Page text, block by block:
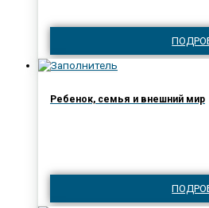
Ребенок, семья и внешний мир